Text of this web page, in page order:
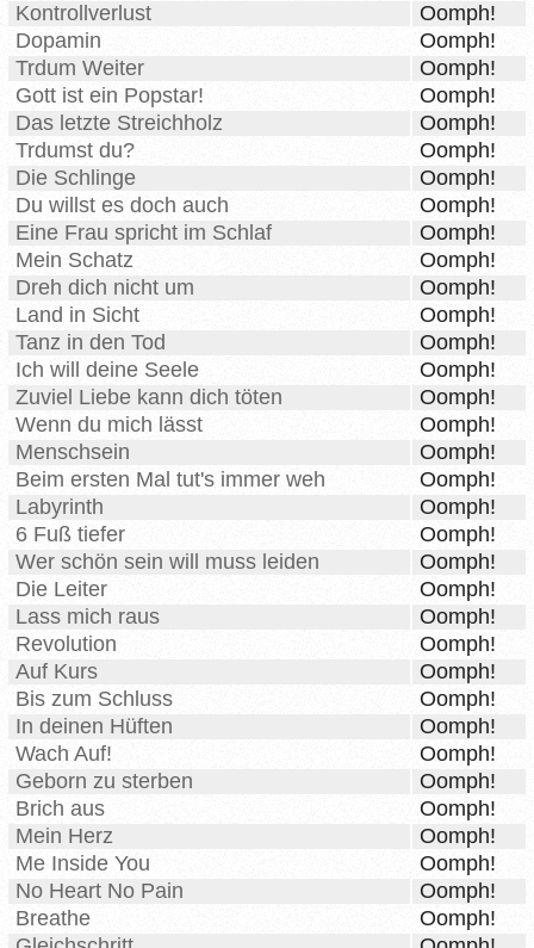
Kontrollverlust
Oomph!
Dopamin
Oomph!
Trdum Weiter
Oomph!
Gott ist ein Popstar!
Oomph!
Das letzte Streichholz
Oomph!
Trdumst du?
Oomph!
Die Schlinge
Oomph!
Du willst es doch auch
Oomph!
Eine Frau spricht im Schlaf
Oomph!
Mein Schatz
Oomph!
Dreh dich nicht um
Oomph!
Land in Sicht
Oomph!
Tanz in den Tod
Oomph!
Ich will deine Seele
Oomph!
Zuviel Liebe kann dich töten
Oomph!
Wenn du mich lässt
Oomph!
Menschsein
Oomph!
Beim ersten Mal tut's immer weh
Oomph!
Labyrinth
Oomph!
6 Fuß tiefer
Oomph!
Wer schön sein will muss leiden
Oomph!
Die Leiter
Oomph!
Lass mich raus
Oomph!
Revolution
Oomph!
Auf Kurs
Oomph!
Bis zum Schluss
Oomph!
In deinen Hüften
Oomph!
Wach Auf!
Oomph!
Geborn zu sterben
Oomph!
Brich aus
Oomph!
Mein Herz
Oomph!
Me Inside You
Oomph!
No Heart No Pain
Oomph!
Breathe
Oomph!